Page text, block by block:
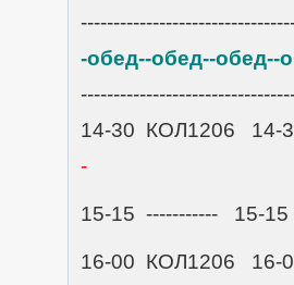
-обед--обед--обед--
14-30 КОЛ1206 14-
-
15-15 ----------- 15-
16-00 КОЛ1206 16-